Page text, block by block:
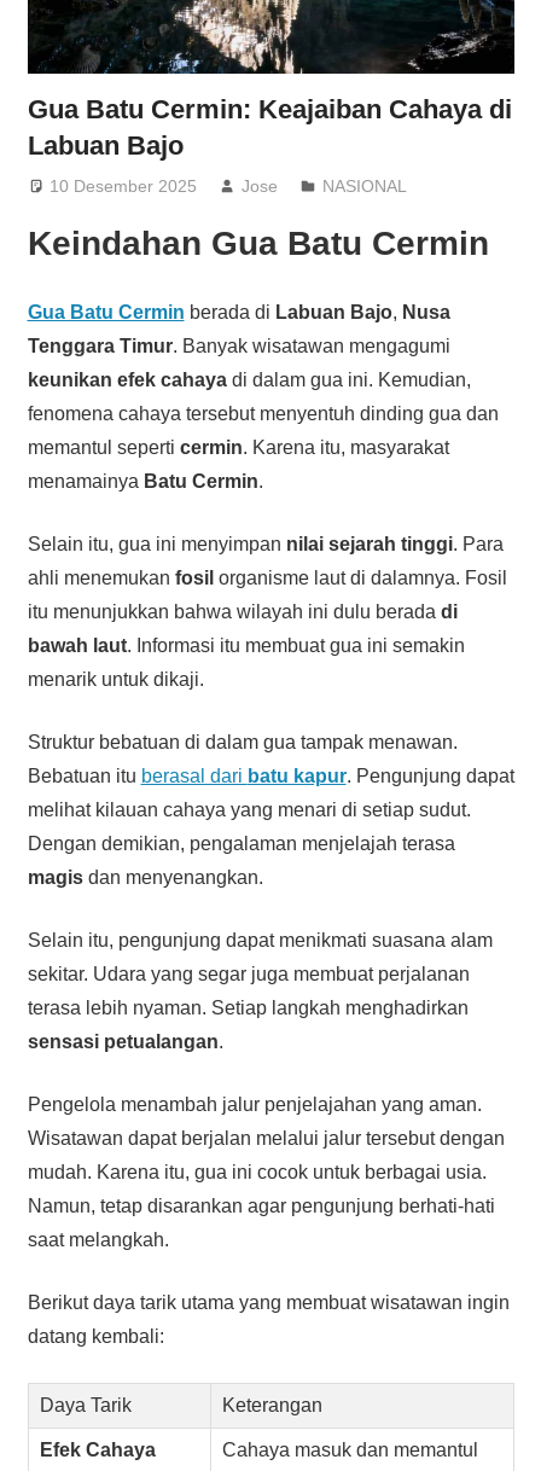
Gua Batu Cermin: Keajaiban Cahaya di
Labuan Bajo
10 Desember 2025 Jose NASIONAL
Keindahan Gua Batu Cermin
Gua Batu Cermin berada di Labuan Bajo, Nusa
Tenggara Timur. Banyak wisatawan mengagumi
keunikan efek cahayadi dalam gua ini. Kemudian,
fenomena cahaya tersebut menyentuh dinding gua dan
memantul seperti cermin. Karena itu, masyarakat
menamainya Batu Cermin.
Selain itu, gua ini menyimpan nilai sejarah tinggi. Para
ahli menemukan fosil organisme laut di dalamnya. Fosil
itu menunjukkan bahwa wilayah ini dulu berada di
bawah laut. Informasi itu membuat gua ini semakin
menarik untuk dikaji.
Struktur bebatuan di dalam gua tampak menawan.
Bebatuan itu berasal dari batu kapur. Pengunjung dapat
melihat kilauan cahaya yang menari di setiap sudut.
Dengan demikian, pengalaman menjelajah terasa
magisdan menyenangkan.
Selain itu, pengunjung dapat menikmati suasana alam
sekitar. Udara yang segar juga membuat perjalanan
terasa lebih nyaman. Setiap langkah menghadirkan
sensasi petualangan.
Pengelola menambah jalur penjelajahan yang aman.
Wisatawan dapat berjalan melalui jalur tersebut dengan
mudah. Karena itu, gua ini cocok untuk berbagai usia.
Namun, tetap disarankan agar pengunjung berhati-hati
saat melangkah.
Berikut daya tarik utama yang membuat wisatawan ingin
datang kembali:
Daya Tarik Keterangan
Efek Cahaya
Cahaya masuk dan memantul